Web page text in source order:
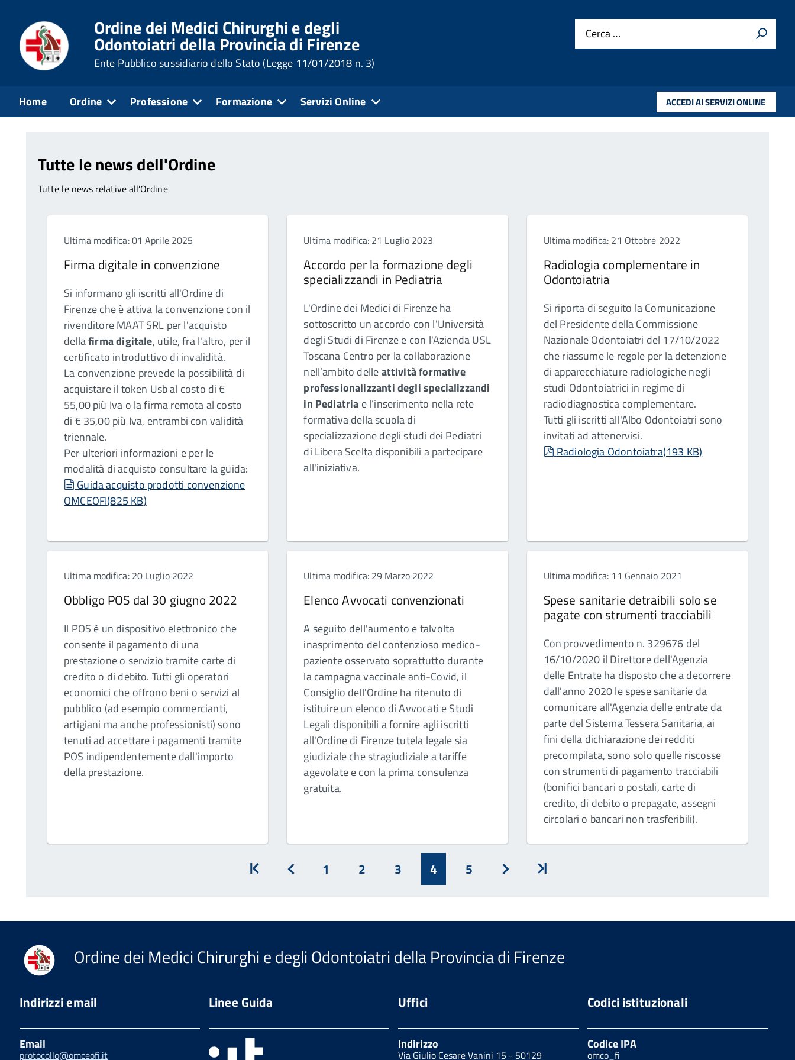
Ordine dei Medici Chirurghi e degli
Odontoiatri della Provincia di Firenze
Ente Pubblico sussidiario dello Stato (Legge 11/01/2018 n. 3)
Cerca …
Home Ordine Professione Formazione Servizi Online ACCEDI AI SERVIZI ONLINE
Home Servizi Online Notizie dell'Ordine
Tutte le news dell'Ordine
Tutte le news relative all'Ordine
Ultima modifica: 01 Aprile 2025
Firma digitale in convenzione
Si informano gli iscritti all'Ordine di
Firenze che è attiva la convenzione con il
rivenditore MAAT SRL per l'acquisto
dellafirma digitale, utile, fra l'altro, per il
certificato introduttivo di invalidità.
La convenzione prevede la possibilità di
acquistare il token Usb al costo di €
55,00 più Iva o la firma remota al costo
di € 35,00 più Iva, entrambi con validità
triennale.
Per ulteriori informazioni e per le
modalità di acquisto consultare la guida:
document
Guida acquisto prodotti convenzione
OMCEOFI(825 KB)
Ultima modifica: 21 Luglio 2023
Accordo per la formazione degli
specializzandi in Pediatria
L'Ordine dei Medici di Firenze ha
sottoscritto un accordo con l'Università
degli Studi di Firenze e con l'Azienda USL
Toscana Centro per la collaborazione
nell’ambito delleattività formative
professionalizzanti degli specializzandi
in Pediatria e l’inserimento nella rete
formativa della scuola di
specializzazione degli studi dei Pediatri
di Libera Scelta disponibili a partecipare
all'iniziativa.
Ultima modifica: 21 Ottobre 2022
Radiologia complementare in
Odontoiatria
Si riporta di seguito la Comunicazione
del Presidente della Commissione
Nazionale Odontoiatri del 17/10/2022
che riassume le regole per la detenzione
di apparecchiature radiologiche negli
studi Odontoiatrici in regime di
radiodiagnostica complementare.
Tutti gli iscritti all'Albo Odontoiatri sono
invitati ad attenervisi.
pdf
Radiologia Odontoiatra(193 KB)
Ultima modifica: 20 Luglio 2022
Obbligo POS dal 30 giugno 2022
Il POS è un dispositivo elettronico che
consente il pagamento di una
prestazione o servizio tramite carte di
credito o di debito. Tutti gli operatori
economici che offrono beni o servizi al
pubblico (ad esempio commercianti,
artigiani ma anche professionisti) sono
tenuti ad accettare i pagamenti tramite
POS indipendentemente dall'importo
della prestazione.
Ultima modifica: 29 Marzo 2022
Elenco Avvocati convenzionati
A seguito dell'aumento e talvolta
inasprimento del contenzioso medico-
paziente osservato soprattutto durante
la campagna vaccinale anti-Covid, il
Consiglio dell'Ordine ha ritenuto di
istituire un elenco di Avvocati e Studi
Legali disponibili a fornire agli iscritti
all'Ordine di Firenze tutela legale sia
giudiziale che stragiudiziale a tariffe
agevolate e con la prima consulenza
gratuita.
Ultima modifica: 11 Gennaio 2021
Spese sanitarie detraibili solo se
pagate con strumenti tracciabili
Con provvedimento n. 329676 del
16/10/2020 il Direttore dell'Agenzia
delle Entrate ha disposto che a decorrere
dall'anno 2020 le spese sanitarie da
comunicare all'Agenzia delle entrate da
parte del Sistema Tessera Sanitaria, ai
fini della dichiarazione dei redditi
precompilata, sono solo quelle riscosse
con strumenti di pagamento tracciabili
(bonifici bancari o postali, carte di
credito, di debito o prepagate, assegni
circolari o bancari non trasferibili).
1 2 3 4 5
Ordine dei Medici Chirurghi e degli Odontoiatri della Provincia di Firenze
Indirizzi email
Email
protocollo@omceofi.it
Linee Guida Uffici
Indirizzo
Via Giulio Cesare Vanini 15 - 50129
Codici istituzionali
Codice IPA
omco_fi